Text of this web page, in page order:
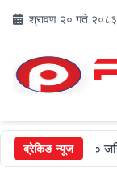
श्रावण २० गते २०८३
ब्रेकिङ न्यूज
५०० जरिबाना